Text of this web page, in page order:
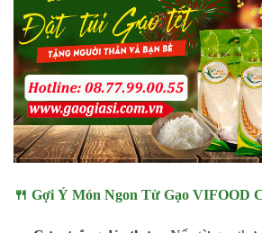
🍴 Gợi Ý Món Ngon Từ Gạo VIFOOD